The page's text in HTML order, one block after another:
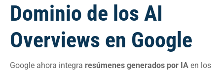
Dominio de los AI
Overviews en Google
Google ahora integra resúmenes generados por IA en los